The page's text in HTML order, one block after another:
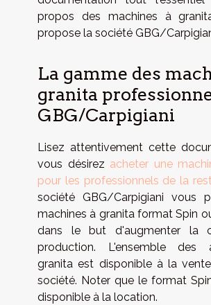
propos des machines à
propose la société GBG/
La gamme des
granita
GBG/Carpigiani
Lisez attentivement cette
vous désirez acheter une
pour les professionnels de la
société GBG/Carpigiani vous
machines à granita format Spin
dans le but d'augmenter la
production. L'ensemble des
granita est disponible à la
société. Noter que le format
disponible à la location.